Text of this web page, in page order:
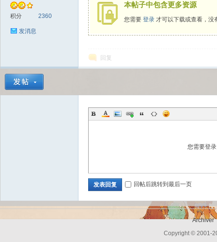
积分 2360
发消息
本帖子中包含更多资源
您需要 登录 才可以下载或查看，没
回复
您需要登
发表回复 回帖后跳转到最后一页
Archiver
Copyright © 2001-